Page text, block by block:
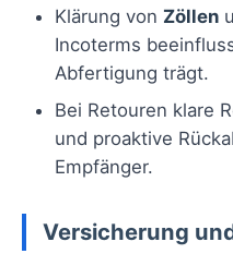
Klärung von Zöllen
Incoterms
Abfertigung trägt.
Bei Retouren klare
und proaktive
Empfänger.
Versicherung